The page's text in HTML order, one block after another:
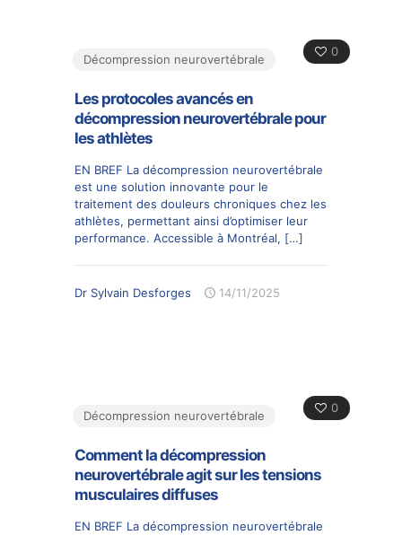
0
Décompression neurovertébrale
Les protocoles avancés en
décompression neurovertébrale pour
les athlètes
EN BREF La décompression neurovertébrale
est une solution innovante pour le
traitement des douleurs chroniques chez les
athlètes, permettant ainsi d’optimiser leur
performance. Accessible à Montréal, […]
Dr Sylvain Desforges 14/11/2025
0
Décompression neurovertébrale
Comment la décompression
neurovertébrale agit sur les tensions
musculaires diffuses
EN BREF La décompression neurovertébrale